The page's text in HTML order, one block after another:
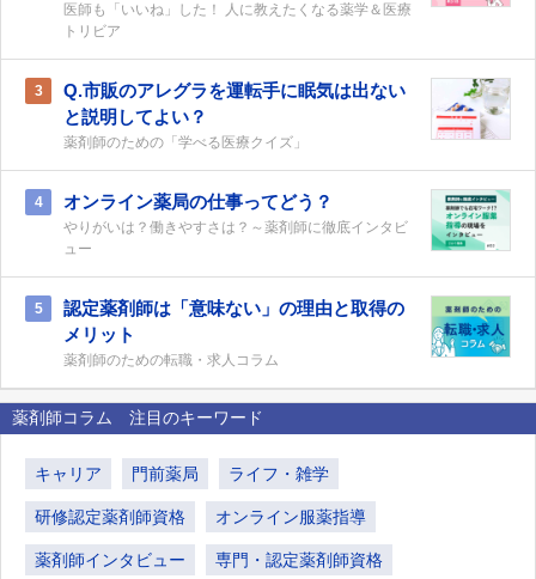
医師も「いいね」した！ 人に教えたくなる薬学＆医療
トリビア
3
Q.市販のアレグラを運転手に眠気は出ない
と説明してよい？
薬剤師のための「学べる医療クイズ」
4 オンライン薬局の仕事ってどう？
やりがいは？働きやすさは？～薬剤師に徹底インタビ
ュー
5
認定薬剤師は「意味ない」の理由と取得の
メリット
薬剤師のための転職・求人コラム
薬剤師コラム 注目のキーワード
キャリア 門前薬局 ライフ・雑学
研修認定薬剤師資格 オンライン服薬指導
薬剤師インタビュー 専門・認定薬剤師資格